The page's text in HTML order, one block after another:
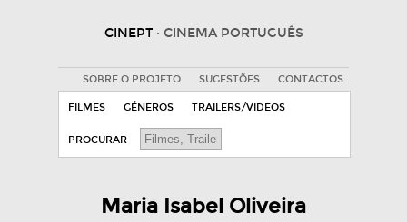
CINEPT · CINEMA PORTUGUÊS
SOBRE O PROJETO SUGESTÕES CONTACTOS
FILMES GÉNEROS TRAILERS/VIDEOS
PROCURAR
Maria Isabel Oliveira